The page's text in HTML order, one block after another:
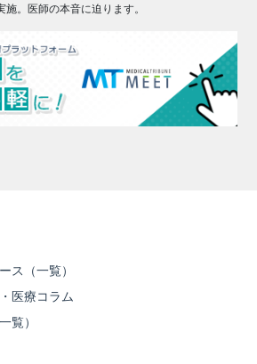
。医師の本音に迫ります。
ス（一覧）
医療コラム
覧）